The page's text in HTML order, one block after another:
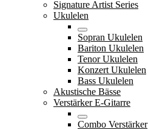
Signature Artist Series
Ukulelen
Sopran Ukulelen
Bariton Ukulelen
Tenor Ukulelen
Konzert Ukulelen
Bass Ukulelen
Akustische Bässe
Verstärker E-Gitarre
Combo Verstärker